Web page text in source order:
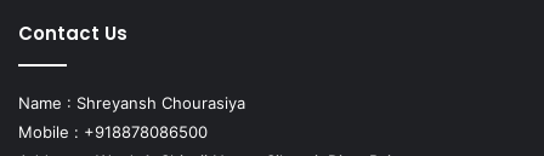
Contact Us
Name : Shreyansh Chourasiya
Mobile : +918878086500